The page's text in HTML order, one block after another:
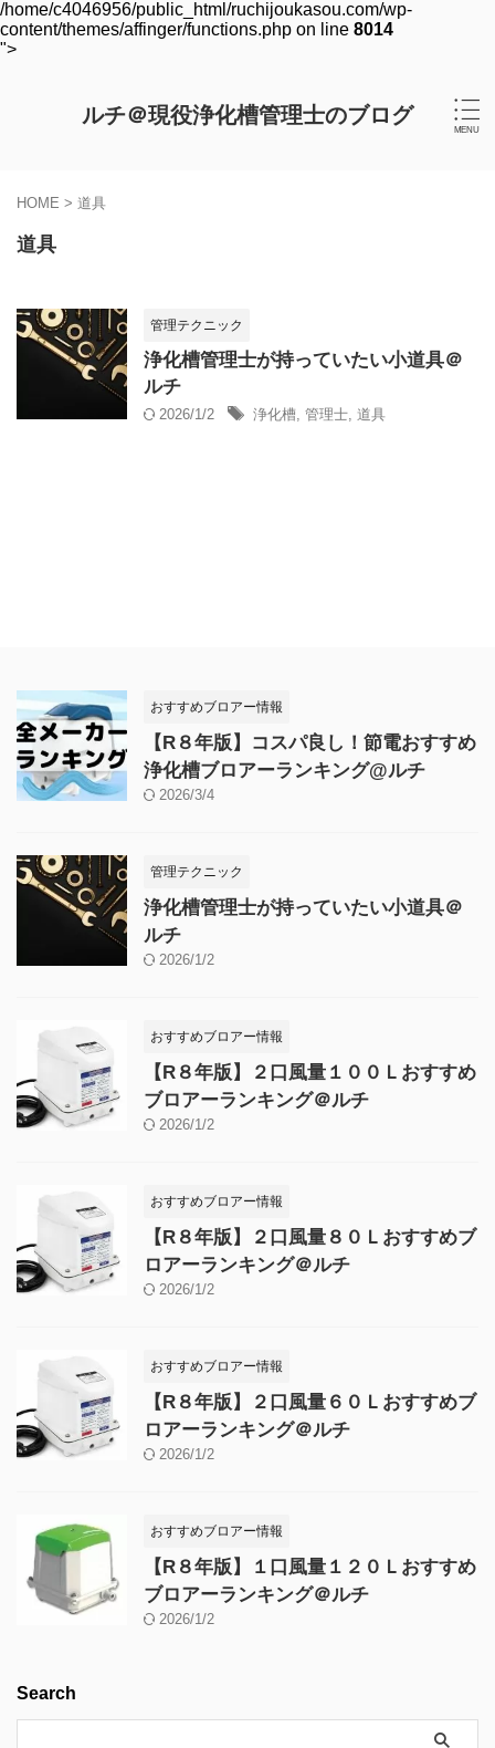
/home/c4046956/public_html/ruchijoukasou.com/wp-
content/themes/affinger/functions.php on line 8014
">
ルチ＠現役浄化槽管理士のブログ
HOME > 道具
道具
管理テクニック
浄化槽管理士が持っていたい小道具＠
ルチ
2026/1/2 浄化槽, 管理士, 道具
おすすめブロアー情報
【R８年版】コスパ良し！節電おすすめ
浄化槽ブロアーランキング@ルチ
2026/3/4
管理テクニック
浄化槽管理士が持っていたい小道具＠
ルチ
2026/1/2
おすすめブロアー情報
【R８年版】２口風量１００Ｌおすすめ
ブロアーランキング＠ルチ
2026/1/2
おすすめブロアー情報
【R８年版】２口風量８０Ｌおすすめブ
ロアーランキング＠ルチ
2026/1/2
おすすめブロアー情報
【R８年版】２口風量６０Ｌおすすめブ
ロアーランキング＠ルチ
2026/1/2
おすすめブロアー情報
【R８年版】１口風量１２０Ｌおすすめ
ブロアーランキング＠ルチ
2026/1/2
Search